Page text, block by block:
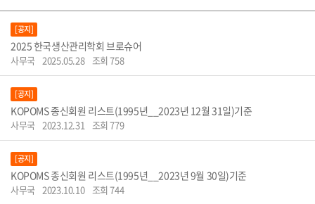
[공지]
2025 한국생산관리학회 브로슈어
사무국 2025.05.28 조회 758
[공지]
KOPOMS 종신회원 리스트(1995년__2023년 12월 31일)기준
사무국 2023.12.31 조회 779
[공지]
KOPOMS 종신회원 리스트(1995년__2023년 9월 30일)기준
사무국 2023.10.10 조회 744